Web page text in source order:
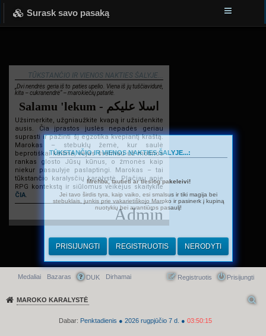
Surask savo pasaką
TŪKSTANČIO IR VIENOS NAKTIES ŠALYJE...
„Dvi nendrės geria iš to paties upelio. Viena iš jų tuščiavidurė,
kita – cukranendrė“ – marokiečių patarlė.
Salamu 'lekum - اسلا عليكم
Užsimerkite, užgniaužkite kvapą ir užsidenkite
ausis. Čia įprastos juslės nepadės geriau
suprasti ir pažinti šį egzotika kvepiantį kraštą.
Marokas – stebuklų žemė, kur saulė
beprotiškai kaitina, vėjas švelniau už motinos
rankas glosto Jūsų kūnus, o žmonės kaip
niekur pasaulyje paslaptingi. Marokas – tai
tūkstančio karalysčių karalystė. Plačiau apie
RPG kontekstą ir siūlomus veikėjus skaitykite
ČIA.
Admin
Greitasis meniu
Medaliai Bazaras DUK Dirhamai Prisijungti
Registruotis
MAROKO KARALYSTĖ
Dabar: Penktadienis ● 2026 rugpjūčio 7 d. ● 03:50:16
TŪKSTANČIO IR VIENOS NAKTIES ŠALYJE...:
Mrehba, tautieti ar tiesiog pakeleivi!
Jei tavo širdis tyra, kaip vaiko, esi smalsus ir tiki magija bei
stebuklais, junkis prie vakarietiškojo Maroko ir pasinerk į kupiną
nuotykių bei avantiūros pasaulį!
PRISIJUNGTI REGISTRUOTIS NERODYTI